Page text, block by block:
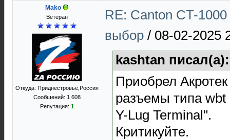
Mako
Ветеран
Откуда: Приднестровье,Россия
Сообщений: 1 608
Репутация: 1
RE: Canton CT-
выбор / 08-02-2025
kashtan
Приобрел
разъемы типа
Y-Lug Terminal".
Критикуйте.